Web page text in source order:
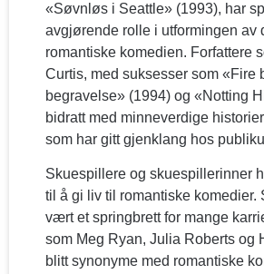
«Søvnløs i Seattle» (1993), har
avgjørende rolle i utformingen av
romantiske komedien. Forfattere
Curtis, med suksesser som «Fire
begravelse» (1994) og «Notting
bidratt med minneverdige
som har gitt gjenklang hos
Skuespillere og skuespillerinner
til å gi liv til romantiske komedier.
vært et springbrett for mange
som Meg Ryan, Julia Roberts og
blitt synonyme med romantiske